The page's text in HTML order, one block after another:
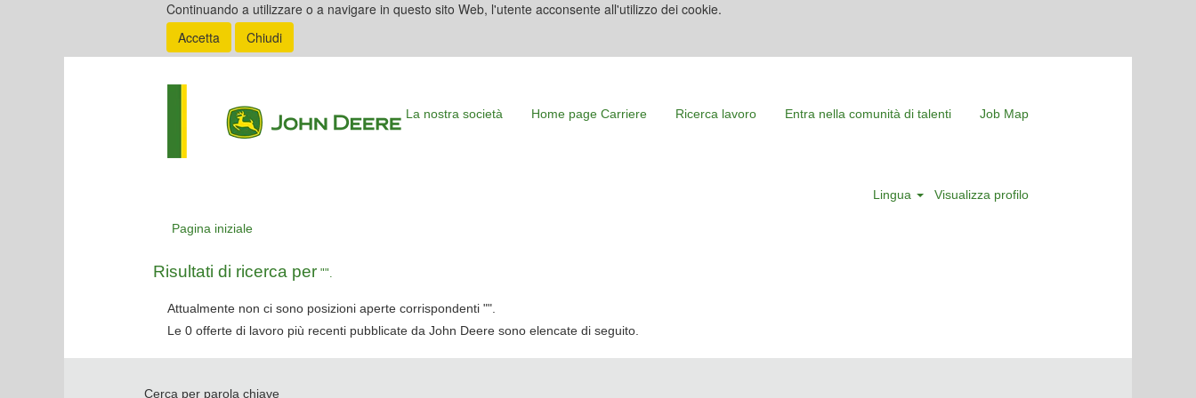
Continuando a utilizzare o a navigare in questo sito Web, l'utente acconsente all'utilizzo dei cookie.
Accetta
Chiudi
La nostra società Home page Carriere Ricerca lavoro Entra nella comunità di talenti Job Map
Lingua Visualizza profilo
Pagina iniziale
Risultati di ricerca per "".
Attualmente non ci sono posizioni aperte corrispondenti "".
Le 0 offerte di lavoro più recenti pubblicate da John Deere sono elencate di seguito.
Cerca per parola chiave